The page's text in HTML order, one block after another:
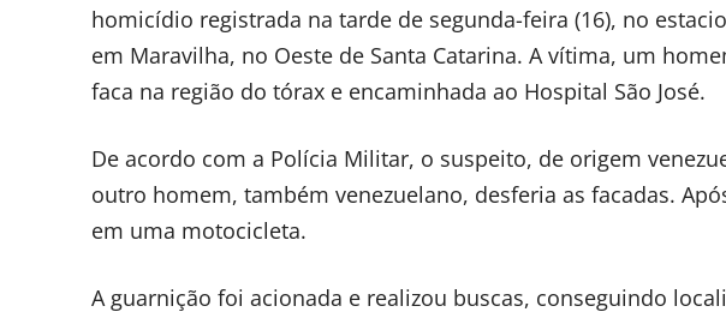
homicídio registrada na tarde de segunda-feira (16), no
em Maravilha, no Oeste de Santa Catarina. A vítima, um
faca na região do tórax e encaminhada ao Hospital São José.
De acordo com a Polícia Militar, o suspeito, de origem
outro homem, também venezuelano, desferia as facadas.
em uma motocicleta.
A guarnição foi acionada e realizou buscas, conseguindo